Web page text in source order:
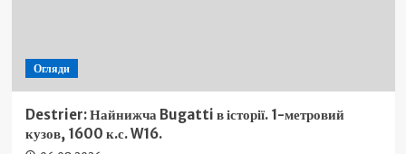
Огляди
Destrier: Найнижча Bugatti в історії. 1-метровий
кузов, 1600 к.с. W16.